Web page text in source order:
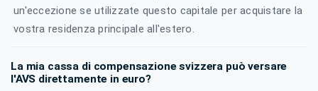
un'eccezione se utilizzate questo capitale per acquistare la
vostra residenza principale all'estero.
La mia cassa di compensazione svizzera può versare
l'AVS direttamente in euro?